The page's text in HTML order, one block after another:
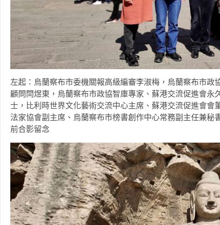
左起：烏蘭察布市委機關報高級編審李淑梅，烏蘭察布市政
顧問閆煜東，烏蘭察布市政協智庫專家、蘇港交流促進會永
士，比利時世界文化藝術交流中心主席、蘇港交流促進會會
法家協會副主席、烏蘭察布市榜書創作中心常務副主任兼秘
前合影留念